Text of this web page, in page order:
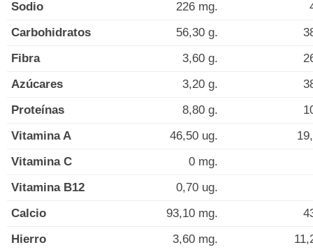
Sodio
226 mg.
Carbohidratos
56,30 g.
Fibra
3,60 g.
Azúcares
3,20 g.
Proteínas
8,80 g.
Vitamina A
46,50 ug.
Vitamina C
0 mg.
Vitamina B12
0,70 ug.
Calcio
93,10 mg.
Hierro
3,60 mg.